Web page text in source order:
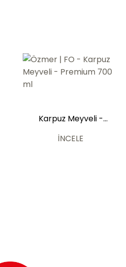
Karpuz Meyveli -
İNCELE